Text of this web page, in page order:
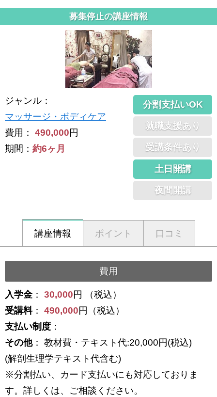
募集停止の講座情報
ジャンル ：
マッサージ・ボディケア
費用： 490,000円
期間： 約6ヶ月
分割支払いOK
就職支援あり
受講条件あり
土日開講
夜間開講
講座情報 ポイント 口コミ
費用
入学金 ： 30,000円 （税込）
受講料： 490,000円（税込）
支払い制度 ：
その他： 教材費・テキスト代:20,000円(税込)
(解剖生理学テキスト代含む)
※分割払い、カード支払いにも対応しておりま
す。詳しくは、ご相談ください。